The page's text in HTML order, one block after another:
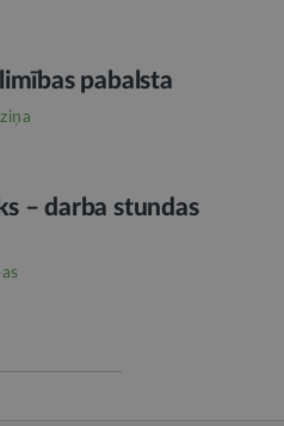
pabalsta
– darba stundas